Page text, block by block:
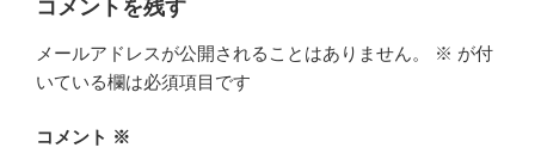
コメントを残す
メールアドレスが公開されることはありません。 ※ が付
いている欄は必須項目です
コメント ※